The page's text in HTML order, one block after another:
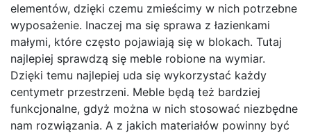
elementów, dzięki czemu zmieścimy w nich potrzebne
wyposażenie. Inaczej ma się sprawa z łazienkami
małymi, które często pojawiają się w blokach. Tutaj
najlepiej sprawdzą się meble robione na wymiar.
Dzięki temu najlepiej uda się wykorzystać każdy
centymetr przestrzeni. Meble będą też bardziej
funkcjonalne, gdyż można w nich stosować niezbędne
nam rozwiązania. A z jakich materiałów powinny być